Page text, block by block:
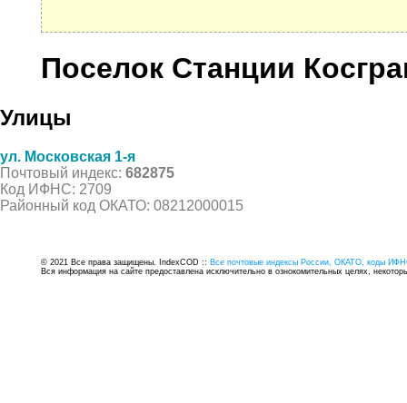
Поселок Станции
Улицы
ул. Московская 1-я
Почтовый индекс: 682875
Код ИФНС: 2709
Районный код ОКАТО: 08212000015
© 2021 Все права защищены. IndexCOD :: Все почтовые индексы России, ОКАТО, коды
Вся информация на сайте предоставлена исключительно в ознокомительных целях,